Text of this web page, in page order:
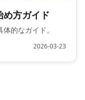
め方ガイド
的なガイド。
2026-03-23